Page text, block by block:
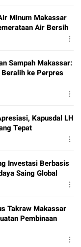
Minum Makassar
Air Bersih
Sampah Makassar:
ke Perpres
Kapusdal LH
Tepat
Investasi Berbasis
Saing Global
Takraw Makassar
Pembinaan